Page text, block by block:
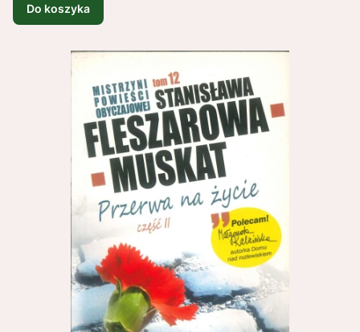
Do koszyka